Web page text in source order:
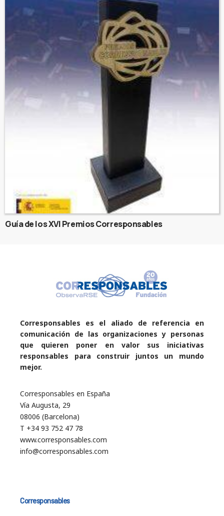
Guía de los XVI Premios Corresponsables
Corresponsables es el aliado de referencia en
comunicación de las organizaciones y personas
que quieren poner en valor sus iniciativas
responsables para construir juntos un mundo
mejor.
Corresponsables en España
Vía Augusta, 29
08006 (Barcelona)
T +34 93 752 47 78
www.corresponsables.com
info@corresponsables.com
Corresponsables